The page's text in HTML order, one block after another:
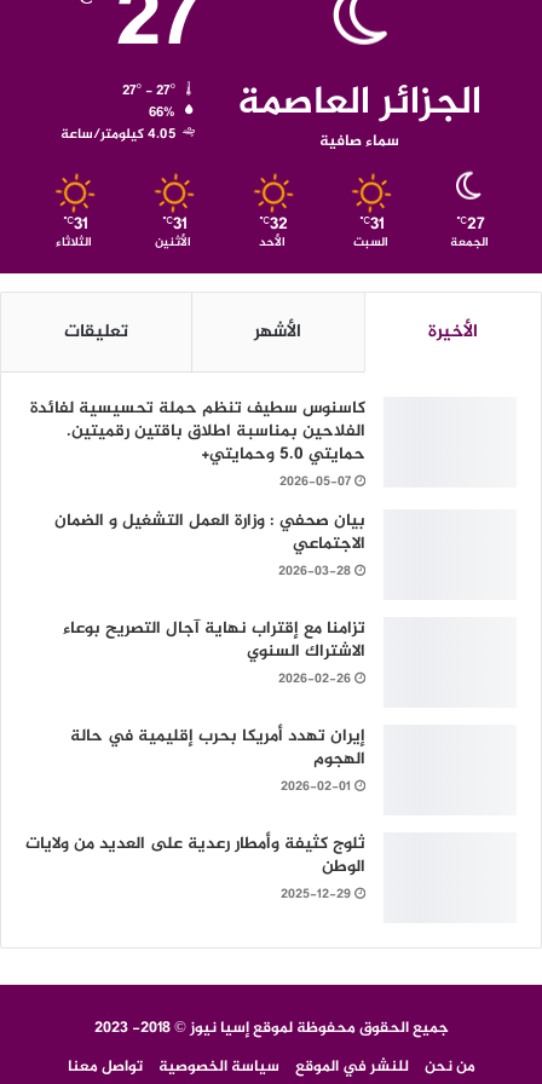
الجزائر العاصمة
سماء صافية
66%
4.05 كيلومتر/ساعة
27
℃
الجمعة
31
℃
السبت
32
℃
الأحد
31
℃
الأثنين
31
℃
الثلاثاء
الأخيرة الأشهر تعليقات
كاسنوس سطيف تنظم حملة تحسيسية لفائدة
الفلاحين بمناسبة اطلاق باقتين رقميتين.
حمايتي 5.0 وحمايتي+
2026-05-07
بيان صحفي : وزارة العمل التشغيل و الضمان
الاجتماعي
2026-03-28
تزامنا مع إقتراب نهاية آجال التصريح بوعاء
الاشتراك السنوي
2026-02-26
إيران تهدد أمريكا بحرب إقليمية في حالة
الهجوم
2026-02-01
ثلوج كثيفة وأمطار رعدية على العديد من ولايات
الوطن
2025-12-29
جميع الحقوق محفوظة لموقع إسيا نيوز © 2018- 2023
من نحن
للنشر في الموقع سياسة الخصوصية تواصل معنا